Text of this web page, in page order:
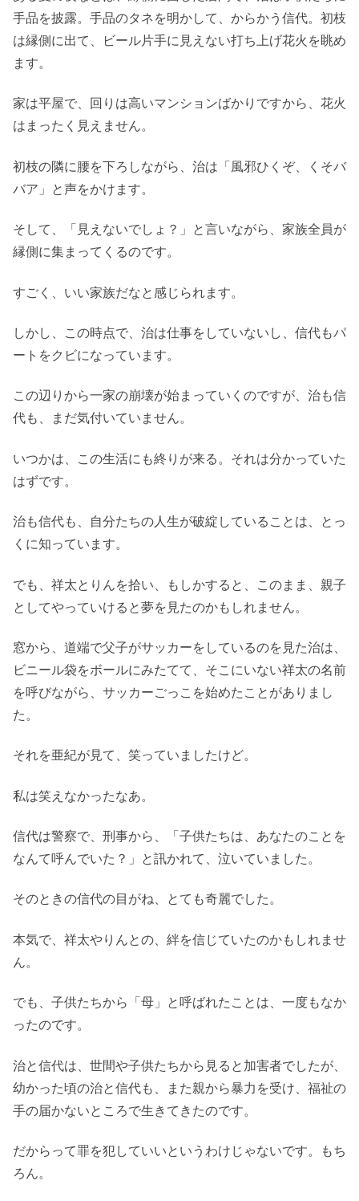
手品を披露。手品のタネを明かして、からかう信代。初枝
は縁側に出て、ビール片手に見えない打ち上げ花火を眺め
ます。
家は平屋で、回りは高いマンションばかりですから、花火
はまったく見えません。
初枝の隣に腰を下ろしながら、治は「風邪ひくぞ、くそバ
バア」と声をかけます。
そして、「見えないでしょ？」と言いながら、家族全員が
縁側に集まってくるのです。
すごく、いい家族だなと感じられます。
しかし、この時点で、治は仕事をしていないし、信代もパ
ートをクビになっています。
この辺りから一家の崩壊が始まっていくのですが、治も信
代も、まだ気付いていません。
いつかは、この生活にも終りが来る。それは分かっていた
はずです。
治も信代も、自分たちの人生が破綻していることは、とっ
くに知っています。
でも、祥太とりんを拾い、もしかすると、このまま、親子
としてやっていけると夢を見たのかもしれません。
窓から、道端で父子がサッカーをしているのを見た治は、
ビニール袋をボールにみたてて、そこにいない祥太の名前
を呼びながら、サッカーごっこを始めたことがありまし
た。
それを亜紀が見て、笑っていましたけど。
私は笑えなかったなあ。
信代は警察で、刑事から、「子供たちは、あなたのことを
なんて呼んでいた？」と訊かれて、泣いていました。
そのときの信代の目がね、とても奇麗でした。
本気で、祥太やりんとの、絆を信じていたのかもしれませ
ん。
でも、子供たちから「母」と呼ばれたことは、一度もなか
ったのです。
治と信代は、世間や子供たちから見ると加害者でしたが、
幼かった頃の治と信代も、また親から暴力を受け、福祉の
手の届かないところで生きてきたのです。
だからって罪を犯していいというわけじゃないです。もち
ろん。